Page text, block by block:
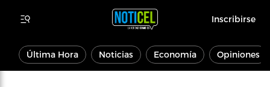
Inscribirse
Última Hora Noticias Economía Opiniones